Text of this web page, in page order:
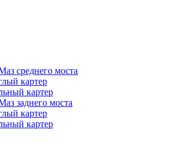
среднего моста
картер
картер
заднего моста
картер
картер